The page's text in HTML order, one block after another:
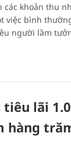
khoản thu
việc bình
người lầm
lãi
hàng